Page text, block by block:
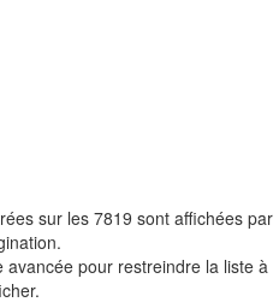
sur les 7819 sont affichées par
pour restreindre la liste à